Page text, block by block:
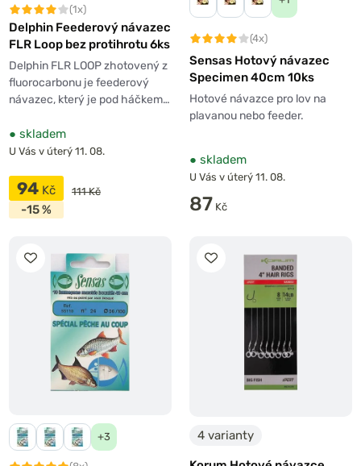
(1x)
Delphin Feederový návazec
FLR Loop bez protihrotu 6ks
Delphin FLR LOOP zhotovený z
fluorocarbonu je feederový
návazec, který je pod háčkem…
● skladem
U Vás v úterý 11. 08.
94 Kč 111 Kč
-15 %
(4x)
Sensas Hotový návazec
Specimen 40cm 10ks
Hotové návazce pro lov na
plavanou nebo feeder.
● skladem
U Vás v úterý 11. 08.
87 Kč
+3 4 varianty